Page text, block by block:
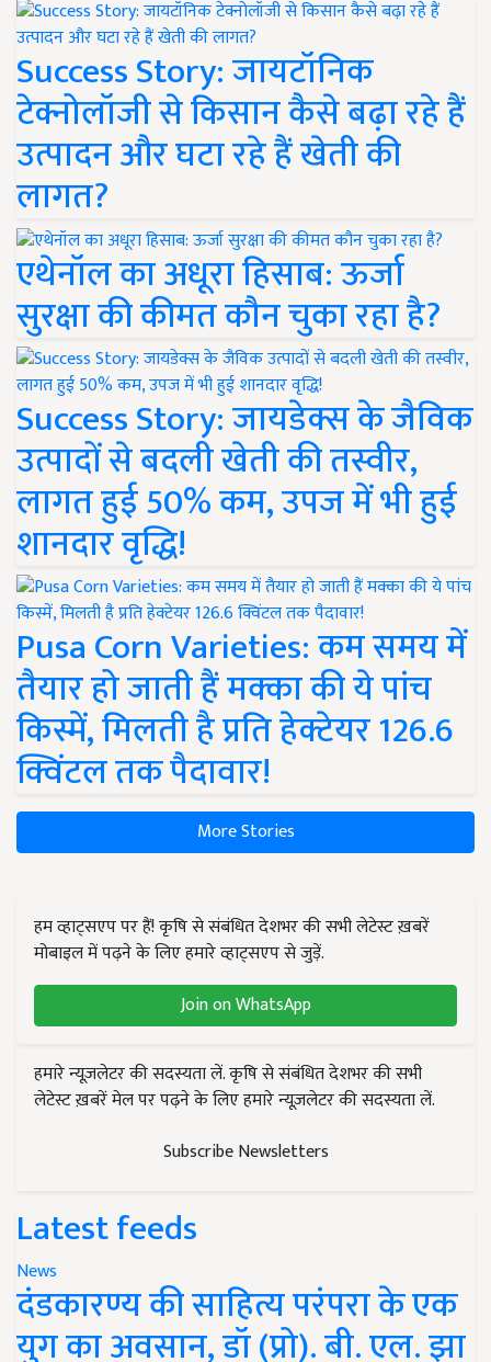
Success Story: जायटॉनिक
टेक्नोलॉजी से किसान कैसे बढ़ा रहे हैं
उत्पादन और घटा रहे हैं खेती की
लागत?
एथेनॉल का अधूरा हिसाब: ऊर्जा
सुरक्षा की कीमत कौन चुका रहा है?
Success Story: जायडेक्स के जैविक
उत्पादों से बदली खेती की तस्वीर,
लागत हुई 50% कम, उपज में भी हुई
शानदार वृद्धि!
Pusa Corn Varieties: कम समय में
तैयार हो जाती हैं मक्का की ये पांच
किस्में, मिलती है प्रति हेक्टेयर 126.6
क्विंटल तक पैदावार!
More Stories
हम व्हाट्सएप पर हैं! कृषि से संबंधित देशभर की सभी लेटेस्ट ख़बरें
मोबाइल में पढ़ने के लिए हमारे व्हाट्सएप से जुड़ें.
Join on WhatsApp
हमारे न्यूज़लेटर की सदस्यता लें. कृषि से संबंधित देशभर की सभी
लेटेस्ट ख़बरें मेल पर पढ़ने के लिए हमारे न्यूज़लेटर की सदस्यता लें.
Subscribe Newsletters
Latest feeds
News
दंडकारण्य की साहित्य परंपरा के एक
युग का अवसान, डॉ (प्रो). बी. एल. झा